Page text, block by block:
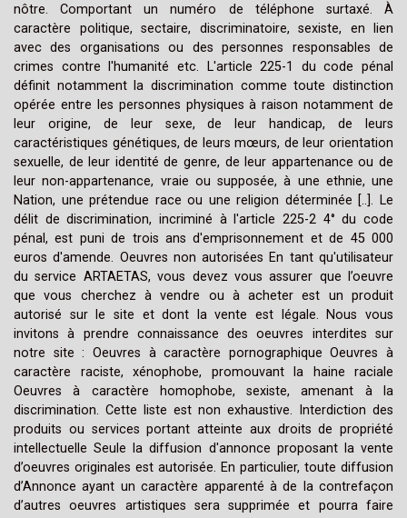
nôtre. Comportant un numéro de téléphone surtaxé. À
caractère politique, sectaire, discriminatoire, sexiste, en lien
avec des organisations ou des personnes responsables de
crimes contre l'humanité etc. L'article 225-1 du code pénal
définit notamment la discrimination comme toute distinction
opérée entre les personnes physiques à raison notamment de
leur origine, de leur sexe, de leur handicap, de leurs
caractéristiques génétiques, de leurs mœurs, de leur orientation
sexuelle, de leur identité de genre, de leur appartenance ou de
leur non-appartenance, vraie ou supposée, à une ethnie, une
Nation, une prétendue race ou une religion déterminée [..]. Le
délit de discrimination, incriminé à l'article 225-2 4° du code
pénal, est puni de trois ans d'emprisonnement et de 45 000
euros d'amende. Oeuvres non autorisées En tant qu'utilisateur
du service ARTAETAS, vous devez vous assurer que l’oeuvre
que vous cherchez à vendre ou à acheter est un produit
autorisé sur le site et dont la vente est légale. Nous vous
invitons à prendre connaissance des oeuvres interdites sur
notre site : Oeuvres à caractère pornographique Oeuvres à
caractère raciste, xénophobe, promouvant la haine raciale
Oeuvres à caractère homophobe, sexiste, amenant à la
discrimination. Cette liste est non exhaustive. Interdiction des
produits ou services portant atteinte aux droits de propriété
intellectuelle Seule la diffusion d'annonce proposant la vente
d’oeuvres originales est autorisée. En particulier, toute diffusion
d’Annonce ayant un caractère apparenté à de la contrefaçon
d’autres oeuvres artistiques sera supprimée et pourra faire